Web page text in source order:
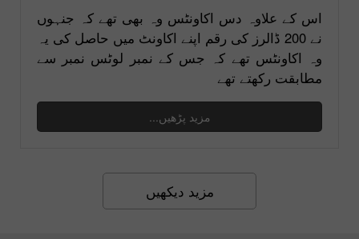
اس کے علاوہ دس اکاونٹس وہ بھی تھے کہ جنہوں
نے 200 ڈالرز کی رقم اپنے اکاونٹ میں حاصل کی یہ
وہ اکاونٹس تھے کہ جس کے نمبر لوٹس نمبر سے
مطابقت رکھتے تھے
مزید پڑھیں...
مزید دیکھیں